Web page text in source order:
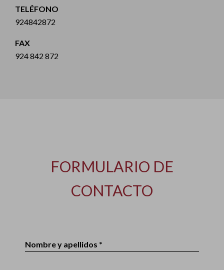
TELÉFONO
924842872
FAX
924 842 872
FORMULARIO DE
CONTACTO
Nombre y apellidos *